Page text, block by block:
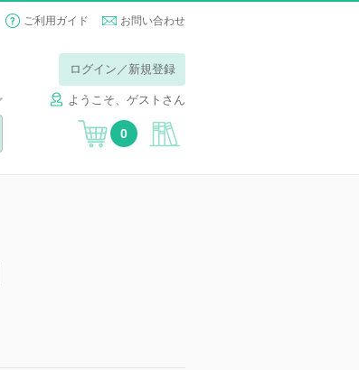
ご利用ガイド お問い合わせ
ログイン／新規登録
ようこそ、ゲストさん
0